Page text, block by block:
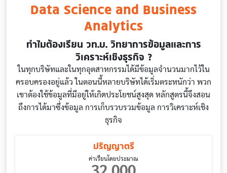
Data Science and Business
Analytics
ทำไมต้องเรียน วท.บ. วิทยาการข้อมูลและการ
วิเคราะห์เชิงธุรกิจ ?
ในทุกบริษัทและในทุกอุตสาหกรรมได้มีข้อมูลจำนวนมากไว้ใน
ครอบครองอยู่แล้ว ในตอนนี้หลายบริษัทได้เริ่มตระหนักว่า พวก
เขาต้องใช้ข้อมูลที่มีอยู่ให้เกิดประโยชน์สูงสุด หลักสูตรนี้จึงสอน
ถึงการได้มาซึ่งข้อมูล การเก็บรวบรวมข้อมูล การวิเคราะห์เชิง
ธุรกิจ
ปริญญาตรี
ค่าเรียนโดยประมาณ